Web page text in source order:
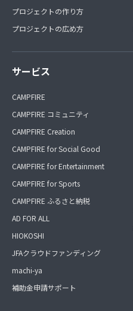
プロジェクトの作り方
プロジェクトの広め方
サービス
CAMPFIRE
CAMPFIRE コミュニティ
CAMPFIRE Creation
CAMPFIRE for Social Good
CAMPFIRE for Entertainment
CAMPFIRE for Sports
CAMPFIRE ふるさと納税
AD FOR ALL
HIOKOSHI
JFAクラウドファンディング
machi-ya
補助金申請サポート